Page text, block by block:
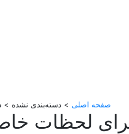
صفحه اصلی > دسته‌بندی نشده >
برای لحظات